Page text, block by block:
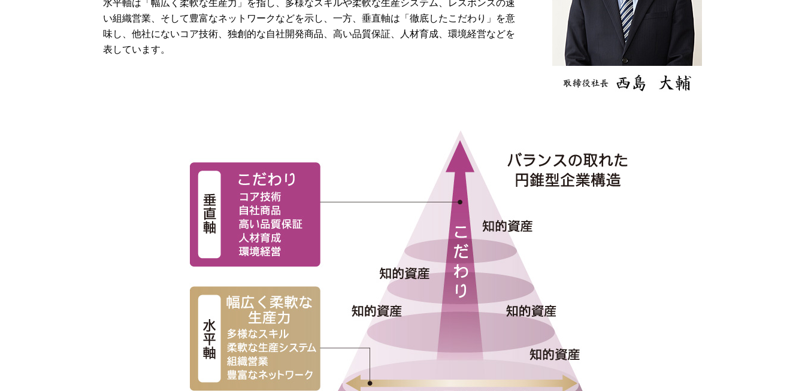
水平軸は「幅広く柔軟な生産力」を指し、多様なスキルや柔軟な生産システム、レスポンスの速
い組織営業、そして豊富なネットワークなどを示し、一方、垂直軸は「徹底したこだわり」を意
味し、他社にないコア技術、独創的な自社開発商品、高い品質保証、人材育成、環境経営などを
表しています。